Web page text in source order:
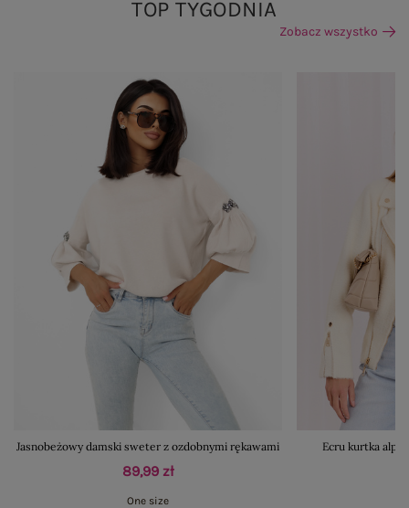
TOP TYGODNIA
Zobacz wszystko
Jasnobeżowy damski sweter z ozdobnymi rękawami
89,99 zł
One size
Ecru kurtka